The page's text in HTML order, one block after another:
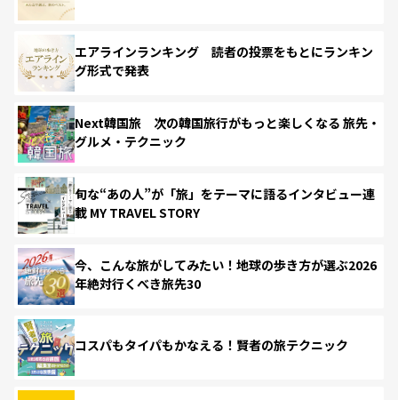
エアラインランキング 読者の投票をもとにランキン
グ形式で発表
Next韓国旅 次の韓国旅行がもっと楽しくなる 旅先・
グルメ・テクニック
旬な“あの人”が「旅」をテーマに語るインタビュー連
載 MY TRAVEL STORY
今、こんな旅がしてみたい！地球の歩き方が選ぶ2026
年絶対行くべき旅先30
コスパもタイパもかなえる！賢者の旅テクニック